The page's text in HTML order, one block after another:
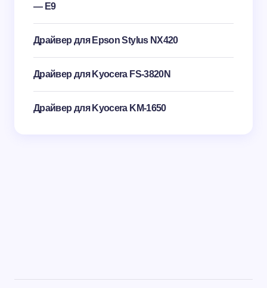
— E9
Драйвер для Epson Stylus NX420
Драйвер для Kyocera FS-3820N
Драйвер для Kyocera KM-1650